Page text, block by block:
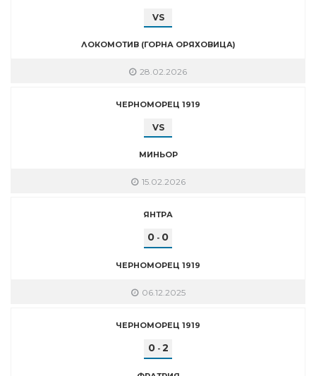
VS
ЛОКОМОТИВ (ГОРНА ОРЯХОВИЦА)
28.02.2026
ЧЕРНОМОРЕЦ 1919
VS
МИНЬОР
15.02.2026
ЯНТРА
0 - 0
ЧЕРНОМОРЕЦ 1919
06.12.2025
ЧЕРНОМОРЕЦ 1919
0- 2